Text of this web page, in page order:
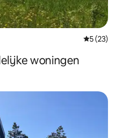
5 (23)
woningen